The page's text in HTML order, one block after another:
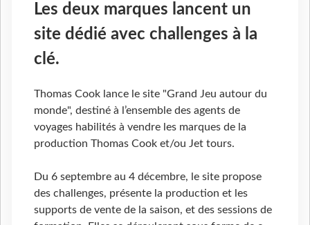
Les deux marques lancent un
site dédié avec challenges à la
clé.
Thomas Cook lance le site "Grand Jeu autour du
monde", destiné à l’ensemble des agents de
voyages habilités à vendre les marques de la
production Thomas Cook et/ou Jet tours.
Du 6 septembre au 4 décembre, le site propose
des challenges, présente la production et les
supports de vente de la saison, et des sessions de